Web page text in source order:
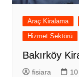
Araç Kiralama
Hizmet Sektörü
Bakırköy
fisiara